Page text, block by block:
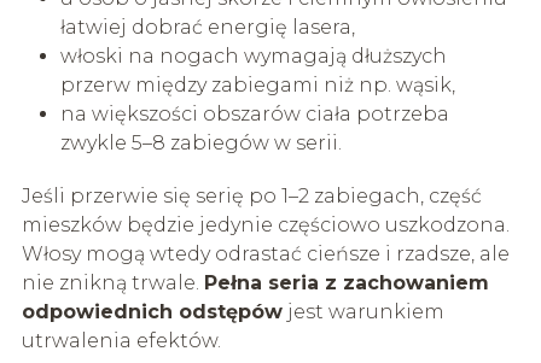
łatwiej dobrać energię lasera,
włoski na nogach wymagają dłuższych
przerw między zabiegami niż np. wąsik,
na większości obszarów ciała potrzeba
zwykle 5–8 zabiegów w serii.
Jeśli przerwie się serię po 1–2 zabiegach, część
mieszków będzie jedynie częściowo uszkodzona.
Włosy mogą wtedy odrastać cieńsze i rzadsze, ale
nie znikną trwale. Pełna seria z zachowaniem
odpowiednich odstępówjest warunkiem
utrwalenia efektów.